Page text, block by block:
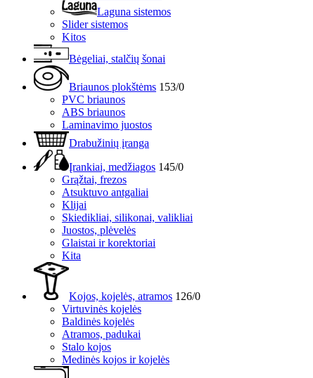
Laguna sistemos
Slider sistemos
Kitos
Bėgeliai, stalčių šonai
Briaunos plokštėms 153/0
PVC briaunos
ABS briaunos
Laminavimo juostos
Drabužinių įranga
Įrankiai, medžiagos 145/0
Grąžtai, frezos
Atsuktuvo antgaliai
Klijai
Skiedikliai, silikonai, valikliai
Juostos, plėvelės
Glaistai ir korektoriai
Kita
Kojos, kojelės, atramos 126/0
Virtuvinės kojelės
Baldinės kojelės
Atramos, padukai
Stalo kojos
Medinės kojos ir kojelės